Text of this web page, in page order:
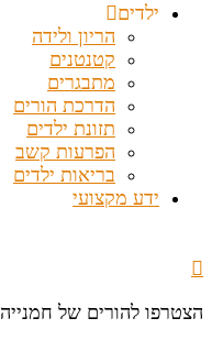
ילדים
הריון ולידה
קטנטנים
מתבגרים
הדרכת הורים
תזונת ילדים
הפרעות קשב
בריאות ילדים
ידע מקצועי
הצטרפו להורים של חמנייה